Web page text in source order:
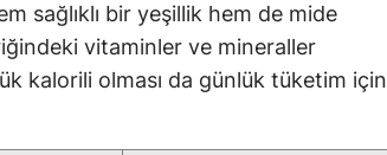
sağlıklı bir yeşillik hem de mide
vitaminler ve mineraller
kalorili olması da günlük tüketim için